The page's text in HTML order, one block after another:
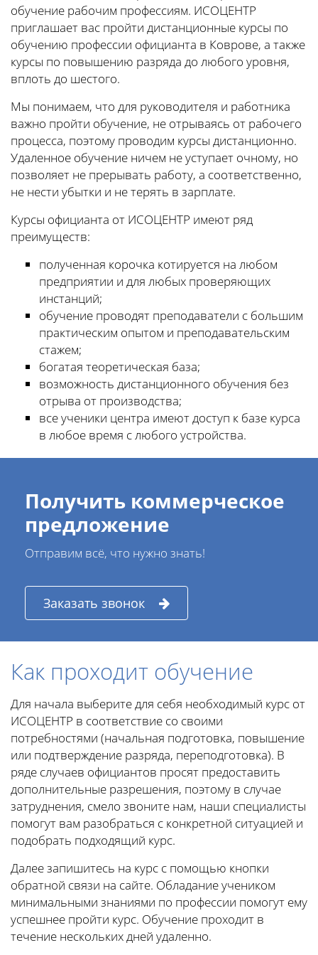
обучение рабочим профессиям. ИСОЦЕНТР
приглашает вас пройти дистанционные курсы по
обучению профессии официанта в Коврове, а также
курсы по повышению разряда до любого уровня,
вплоть до шестого.
Мы понимаем, что для руководителя и работника
важно пройти обучение, не отрываясь от рабочего
процесса, поэтому проводим курсы дистанционно.
Удаленное обучение ничем не уступает очному, но
позволяет не прерывать работу, а соответственно,
не нести убытки и не терять в зарплате.
Курсы официанта от ИСОЦЕНТР имеют ряд
преимуществ:
полученная корочка котируется на любом
предприятии и для любых проверяющих
инстанций;
обучение проводят преподаватели с большим
практическим опытом и преподавательским
стажем;
богатая теоретическая база;
возможность дистанционного обучения без
отрыва от производства;
все ученики центра имеют доступ к базе курса
в любое время с любого устройства.
Получить коммерческое
предложение
Отправим всё, что нужно знать!
Заказать звонок
Как проходит обучение
Для начала выберите для себя необходимый курс от
ИСОЦЕНТР в соответствие со своими
потребностями (начальная подготовка, повышение
или подтверждение разряда, переподготовка). В
ряде случаев официантов просят предоставить
дополнительные разрешения, поэтому в случае
затруднения, смело звоните нам, наши специалисты
помогут вам разобраться с конкретной ситуацией и
подобрать подходящий курс.
Далее запишитесь на курс с помощью кнопки
обратной связи на сайте. Обладание учеником
минимальными знаниями по профессии помогут ему
успешнее пройти курс. Обучение проходит в
течение нескольких дней удаленно.